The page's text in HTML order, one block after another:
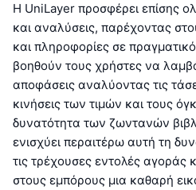
Η UniLayer προσφέρει επίσης
και αναλύσεις, παρέχοντας
και πληροφορίες σε
βοηθούν τους χρήστες να
αποφάσεις αναλύοντας τις
κινήσεις των τιμών και τους
δυνατότητα των ζωντανών
ενισχύει περαιτέρω αυτή τη
τις τρέχουσες εντολές αγοράς
στους εμπόρους μια καθαρή